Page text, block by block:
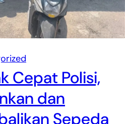
Cepat Polisi,
dan
Sepeda